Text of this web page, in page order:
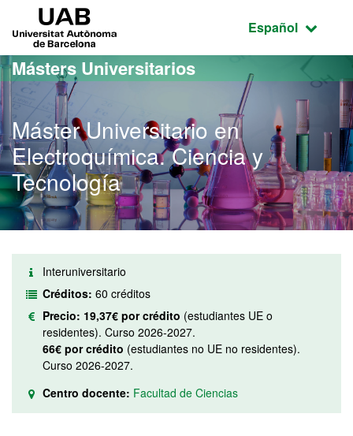
Acceso al contenido principal
Acceso a la navegación de la página
Idioma
Español
Másters Universitarios
Máster Universitario en
Electroquímica. Ciencia y
Tecnología
Interuniversitario
Créditos: 60 créditos
Precio: 19,37€ por crédito (estudiantes UE o
residentes). Curso 2026-2027.
66€ por crédito (estudiantes no UE no residentes).
Curso 2026-2027.
Centro docente: Facultad de Ciencias